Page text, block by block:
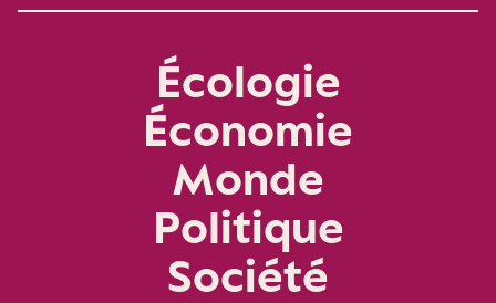
Écologie
Économie
Monde
Politique
Société